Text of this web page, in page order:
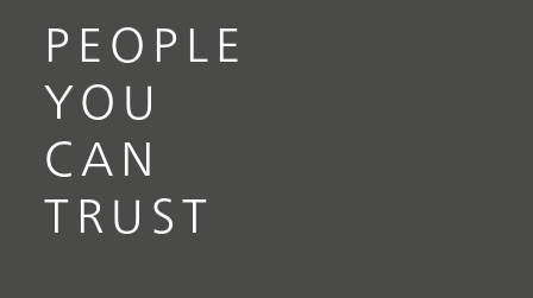
PEOPLE
YOU
CAN
TRUST